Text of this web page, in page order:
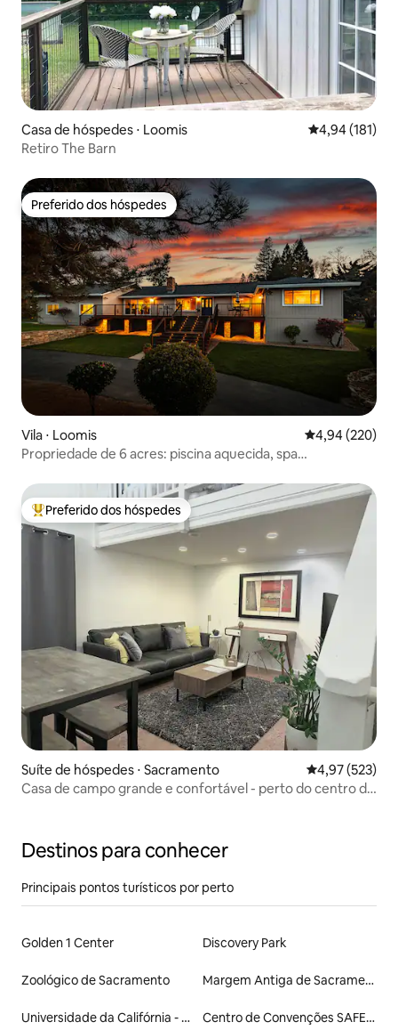
Casa de hóspedes ⋅ Loomis 4,94 de uma
4,94 (181)
Retiro The Barn
Preferido dos hóspedes
Preferido dos hóspedes
Vila ⋅ Loomis 4,94 de uma
4,94 (220)
Propriedade de 6 acres: piscina aquecida, spa
Entre os melhores preferidos dos hóspedes
Preferido dos hóspedes
Suíte de hóspedes ⋅ Sacramento 4,97 de uma
4,97 (523)
Casa de campo grande e confortável - perto do centro da
Destinos para conhecer
Principais pontos turísticos por perto
Golden 1 Center Discovery Park
Zoológico de Sacramento Margem Antiga de Sacramento
Universidade da Califórnia - Davis Centro de Convenções SAFE Credit Union